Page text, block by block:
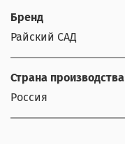
Бренд
Райский САД
Страна производства
Россия